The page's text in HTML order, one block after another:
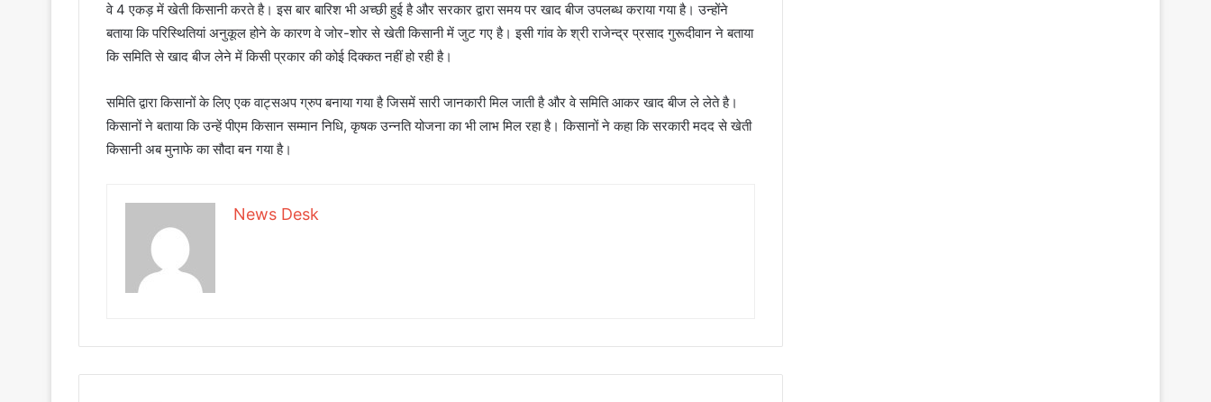
वे 4 एकड़ में खेती किसानी करते है। इस बार बारिश भी अच्छी हुई है और सरकार द्वारा समय पर खाद बीज उपलब्ध कराया गया है। उन्होंने
बताया कि परिस्थितियां अनुकूल होने के कारण वे जोर-शोर से खेती किसानी में जुट गए है। इसी गांव के श्री राजेन्द्र प्रसाद गुरूदीवान ने बताया
कि समिति से खाद बीज लेने में किसी प्रकार की कोई दिक्कत नहीं हो रही है।
समिति द्वारा किसानों के लिए एक वाट्सअप ग्रुप बनाया गया है जिसमें सारी जानकारी मिल जाती है और वे समिति आकर खाद बीज ले लेते है।
किसानों ने बताया कि उन्हें पीएम किसान सम्मान निधि, कृषक उन्नति योजना का भी लाभ मिल रहा है। किसानों ने कहा कि सरकारी मदद से खेती
किसानी अब मुनाफे का सौदा बन गया है।
News Desk